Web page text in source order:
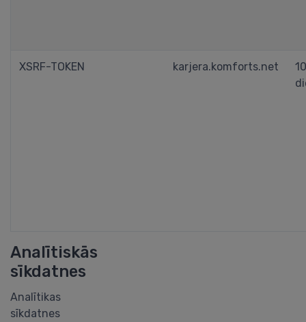
XSRF-TOKEN karjera.komforts.net
10
Analītiskās
sīkdatnes
Analītikas
sīkdatnes